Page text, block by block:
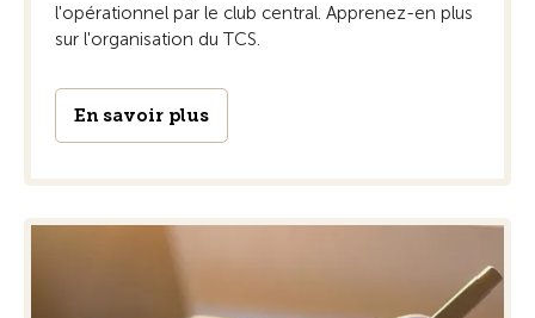
l'opérationnel par le club central. Apprenez-en plus
sur l'organisation du TCS.
En savoir plus